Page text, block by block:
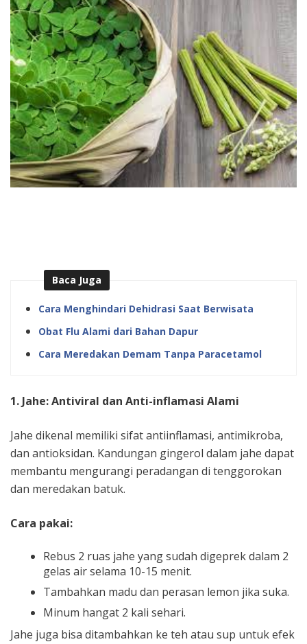
Baca Juga
Cara Menghindari Dehidrasi Saat Berwisata
Obat Flu Alami dari Bahan Dapur
Cara Meredakan Demam Tanpa Paracetamol
1. Jahe: Antiviral dan Anti-inflamasi Alami
Jahe dikenal memiliki sifat antiinflamasi, antimikroba,
dan antioksidan. Kandungan gingerol dalam jahe dapat
membantu mengurangi peradangan di tenggorokan
dan meredakan batuk.
Cara pakai:
Rebus 2 ruas jahe yang sudah digeprek dalam 2
gelas air selama 10-15 menit.
Tambahkan madu dan perasan lemon jika suka.
Minum hangat 2 kali sehari.
Jahe juga bisa ditambahkan ke teh atau sup untuk efek